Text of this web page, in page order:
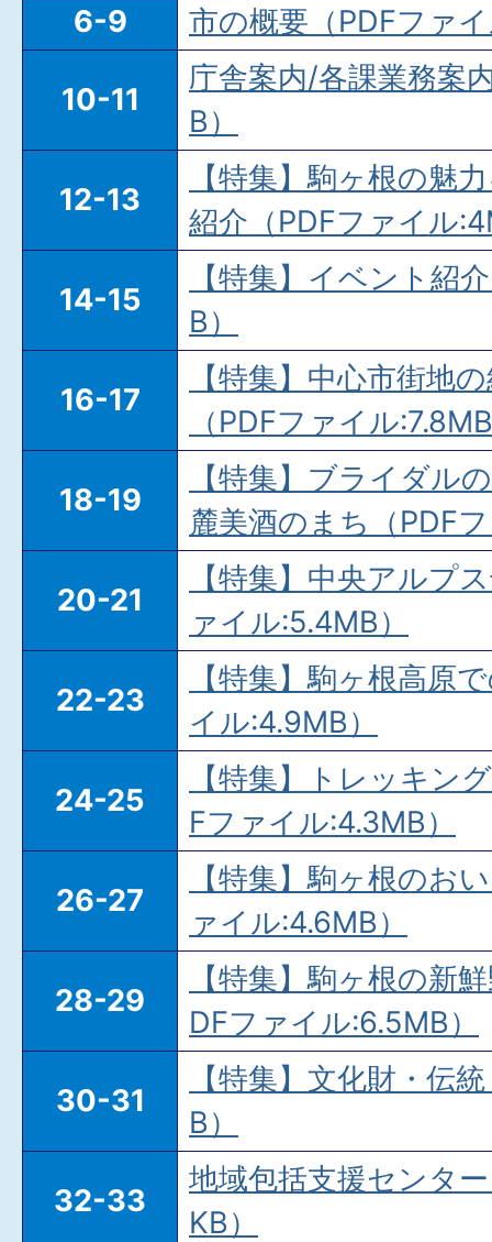
6-9
市の概要（PDFファ
10-11
庁舎案内/各課業務案
B）
12-13
【特集】駒ヶ根の魅
紹介（PDFファイル
14-15
【特集】イベント紹
B）
16-17
【特集】中心市街地
（PDFファイル
18-19
【特集】ブライダル
麓美酒のまち（PDF
20-21
【特集】中央アルプ
ァイル:5.4MB）
22-23
【特集】駒ヶ根高原
イル:4.9MB）
24-25
【特集】トレッキン
Fファイル:4.3MB）
26-27
【特集】駒ヶ根のお
ァイル:4.6MB）
28-29
【特集】駒ヶ根の新
DFファイル:6.5MB）
30-31
【特集】文化財・伝
B）
32-33
地域包括支援センタ
KB）